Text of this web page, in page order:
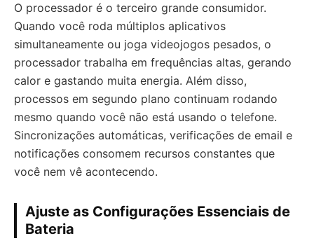
O processador é o terceiro grande consumidor.
Quando você roda múltiplos aplicativos
simultaneamente ou joga videojogos pesados, o
processador trabalha em frequências altas, gerando
calor e gastando muita energia. Além disso,
processos em segundo plano continuam rodando
mesmo quando você não está usando o telefone.
Sincronizações automáticas, verificações de email e
notificações consomem recursos constantes que
você nem vê acontecendo.
Ajuste as Configurações Essenciais de
Bateria